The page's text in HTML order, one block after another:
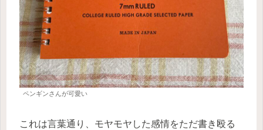
ペンギンさんが可愛い
これは言葉通り、モヤモヤした感情をただ書き殴る